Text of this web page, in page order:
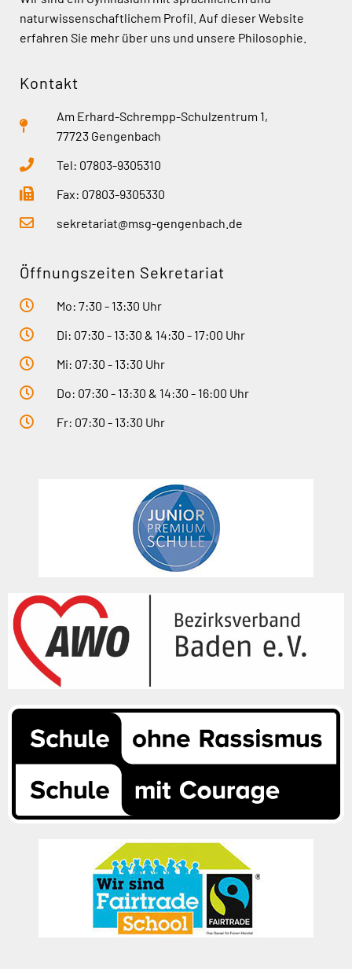
naturwissenschaftlichem Profil. Auf dieser Website
erfahren Sie mehr über uns und unsere Philosophie.
Kontakt
Am Erhard-Schrempp-Schulzentrum 1,
77723 Gengenbach
Tel: 07803-9305310
Fax: 07803-9305330
sekretariat@msg-gengenbach.de
Öffnungszeiten Sekretariat
Mo: 7:30 - 13:30 Uhr
Di: 07:30 - 13:30 & 14:30 - 17:00 Uhr
Mi: 07:30 - 13:30 Uhr
Do: 07:30 - 13:30 & 14:30 - 16:00 Uhr
Fr: 07:30 - 13:30 Uhr